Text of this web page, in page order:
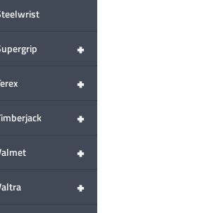
+
+
+
+
+